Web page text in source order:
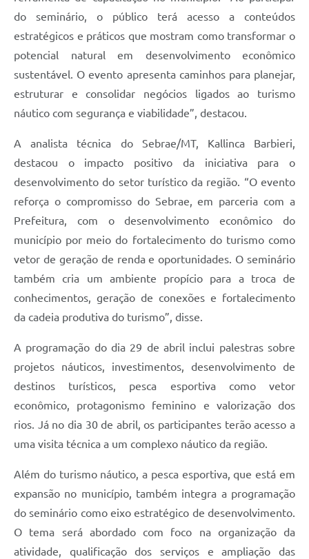
do seminário, o público terá acesso a conteúdos
estratégicos e práticos que mostram como transformar o
potencial natural em desenvolvimento econômico
sustentável. O evento apresenta caminhos para planejar,
estruturar e consolidar negócios ligados ao turismo
náutico com segurança e viabilidade”, destacou.
A analista técnica do Sebrae/MT, Kallinca Barbieri,
destacou o impacto positivo da iniciativa para o
desenvolvimento do setor turístico da região. “O evento
reforça o compromisso do Sebrae, em parceria com a
Prefeitura, com o desenvolvimento econômico do
município por meio do fortalecimento do turismo como
vetor de geração de renda e oportunidades. O seminário
também cria um ambiente propício para a troca de
conhecimentos, geração de conexões e fortalecimento
da cadeia produtiva do turismo”, disse.
A programação do dia 29 de abril inclui palestras sobre
projetos náuticos, investimentos, desenvolvimento de
destinos turísticos, pesca esportiva como vetor
econômico, protagonismo feminino e valorização dos
rios. Já no dia 30 de abril, os participantes terão acesso a
uma visita técnica a um complexo náutico da região.
Além do turismo náutico, a pesca esportiva, que está em
expansão no município, também integra a programação
do seminário como eixo estratégico de desenvolvimento.
O tema será abordado com foco na organização da
atividade, qualificação dos serviços e ampliação das